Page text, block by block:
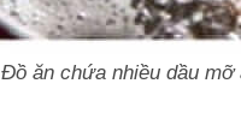
Đồ ăn chứa nhiều dầu